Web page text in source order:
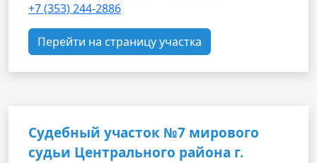
+7 (353) 244-2886
Перейти на страницу участка
Судебный участок №7 мирового
судьи Центрального района г.